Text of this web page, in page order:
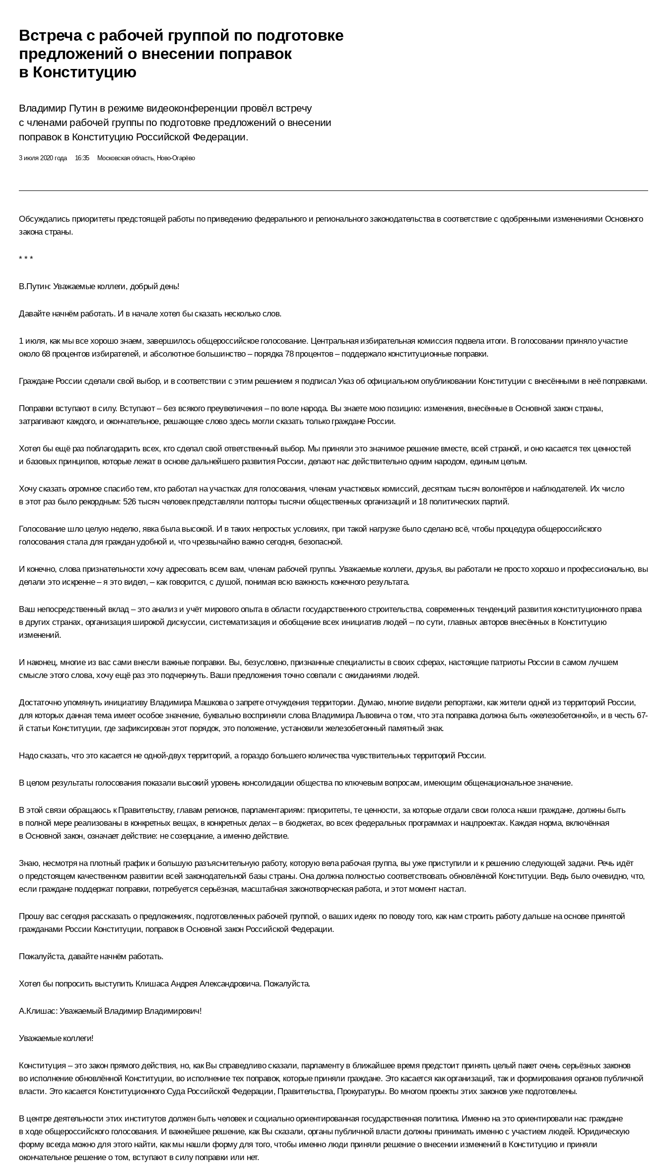
Встреча с рабочей группой по подготовке
предложений о внесении поправок
в Конституцию
Владимир Путин в режиме видеоконференции провёл встречу
с членами рабочей группы по подготовке предложений о внесении
поправок в Конституцию Российской Федерации.
3 июля 2020 года 16:35 Московская область, Ново-Огарёво
Обсуждались приоритеты предстоящей работы по приведению федерального и регионального законодательства в соответствие с одобренными изменениями Основного
закона страны.
* * *
В.Путин: Уважаемые коллеги, добрый день!
Давайте начнём работать. И в начале хотел бы сказать несколько слов.
1 июля, как мы все хорошо знаем, завершилось общероссийское голосование. Центральная избирательная комиссия подвела итоги. В голосовании приняло участие
около 68 процентов избирателей, и абсолютное большинство – порядка 78 процентов – поддержало конституционные поправки.
Граждане России сделали свой выбор, и в соответствии с этим решением я подписал Указ об официальном опубликовании Конституции с внесёнными в неё поправками.
Поправки вступают в силу. Вступают – без всякого преувеличения – по воле народа. Вы знаете мою позицию: изменения, внесённые в Основной закон страны,
затрагивают каждого, и окончательное, решающее слово здесь могли сказать только граждане России.
Хотел бы ещё раз поблагодарить всех, кто сделал свой ответственный выбор. Мы приняли это значимое решение вместе, всей страной, и оно касается тех ценностей
и базовых принципов, которые лежат в основе дальнейшего развития России, делают нас действительно одним народом, единым целым.
Хочу сказать огромное спасибо тем, кто работал на участках для голосования, членам участковых комиссий, десяткам тысяч волонтёров и наблюдателей. Их число
в этот раз было рекордным: 526 тысяч человек представляли полторы тысячи общественных организаций и 18 политических партий.
Голосование шло целую неделю, явка была высокой. И в таких непростых условиях, при такой нагрузке было сделано всё, чтобы процедура общероссийского
голосования стала для граждан удобной и, что чрезвычайно важно сегодня, безопасной.
И конечно, слова признательности хочу адресовать всем вам, членам рабочей группы. Уважаемые коллеги, друзья, вы работали не просто хорошо и профессионально, вы
делали это искренне – я это видел, – как говорится, с душой, понимая всю важность конечного результата.
Ваш непосредственный вклад – это анализ и учёт мирового опыта в области государственного строительства, современных тенденций развития конституционного права
в других странах, организация широкой дискуссии, систематизация и обобщение всех инициатив людей – по сути, главных авторов внесённых в Конституцию
изменений.
И наконец, многие из вас сами внесли важные поправки. Вы, безусловно, признанные специалисты в своих сферах, настоящие патриоты России в самом лучшем
смысле этого слова, хочу ещё раз это подчеркнуть. Ваши предложения точно совпали с ожиданиями людей.
Достаточно упомянуть инициативу Владимира Машкова о запрете отчуждения территории. Думаю, многие видели репортажи, как жители одной из территорий России,
для которых данная тема имеет особое значение, буквально восприняли слова Владимира Львовича о том, что эта поправка должна быть «железобетонной», и в честь 67-
й статьи Конституции, где зафиксирован этот порядок, это положение, установили железобетонный памятный знак.
Надо сказать, что это касается не одной-двух территорий, а гораздо большего количества чувствительных территорий России.
В целом результаты голосования показали высокий уровень консолидации общества по ключевым вопросам, имеющим общенациональное значение.
В этой связи обращаюсь к Правительству, главам регионов, парламентариям: приоритеты, те ценности, за которые отдали свои голоса наши граждане, должны быть
в полной мере реализованы в конкретных вещах, в конкретных делах – в бюджетах, во всех федеральных программах и нацпроектах. Каждая норма, включённая
в Основной закон, означает действие: не созерцание, а именно действие.
Знаю, несмотря на плотный график и большую разъяснительную работу, которую вела рабочая группа, вы уже приступили и к решению следующей задачи. Речь идёт
о предстоящем качественном развитии всей законодательной базы страны. Она должна полностью соответствовать обновлённой Конституции. Ведь было очевидно, что,
если граждане поддержат поправки, потребуется серьёзная, масштабная законотворческая работа, и этот момент настал.
Прошу вас сегодня рассказать о предложениях, подготовленных рабочей группой, о ваших идеях по поводу того, как нам строить работу дальше на основе принятой
гражданами России Конституции, поправок в Основной закон Российской Федерации.
Пожалуйста, давайте начнём работать.
Хотел бы попросить выступить Клишаса Андрея Александровича. Пожалуйста.
А.Клишас: Уважаемый Владимир Владимирович!
Уважаемые коллеги!
Конституция – это закон прямого действия, но, как Вы справедливо сказали, парламенту в ближайшее время предстоит принять целый пакет очень серьёзных законов
во исполнение обновлённой Конституции, во исполнение тех поправок, которые приняли граждане. Это касается как организаций, так и формирования органов публичной
власти. Это касается Конституционного Суда Российской Федерации, Правительства, Прокуратуры. Во многом проекты этих законов уже подготовлены.
В центре деятельности этих институтов должен быть человек и социально ориентированная государственная политика. Именно на это ориентировали нас граждане
в ходе общероссийского голосования. И важнейшее решение, как Вы сказали, органы публичной власти должны принимать именно с участием людей. Юридическую
форму всегда можно для этого найти, как мы нашли форму для того, чтобы именно люди приняли решение о внесении изменений в Конституцию и приняли
окончательное решение о том, вступают в силу поправки или нет.